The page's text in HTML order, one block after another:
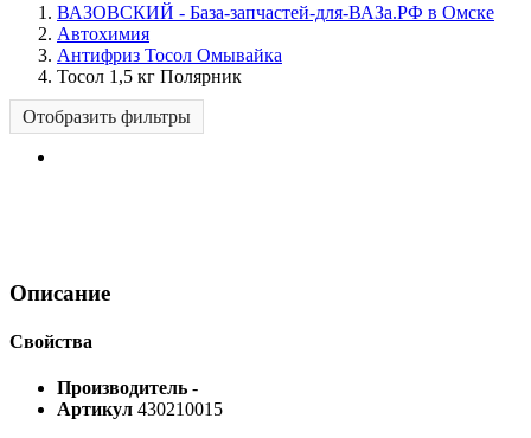
ВАЗОВСКИЙ - База-запчастей-для-ВАЗа.РФ в Омске
Автохимия
Антифриз Тосол Омывайка
Тосол 1,5 кг Полярник
Отобразить фильтры
Описание
Свойства
Производитель -
Артикул 430210015